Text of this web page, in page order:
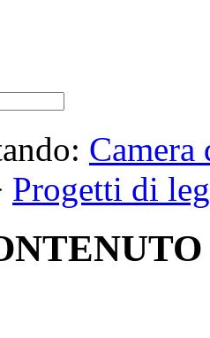
Camera
Progetti di